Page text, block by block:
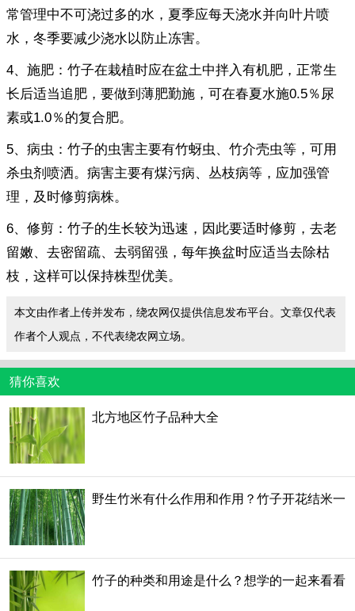
常管理中不可浇过多的水，夏季应每天浇水并向叶片喷
水，冬季要减少浇水以防止冻害。
4、施肥：竹子在栽植时应在盆土中拌入有机肥，正常生
长后适当追肥，要做到薄肥勤施，可在春夏水施0.5％尿
素或1.0％的复合肥。
5、病虫：竹子的虫害主要有竹蚜虫、竹介壳虫等，可用
杀虫剂喷洒。病害主要有煤污病、丛枝病等，应加强管
理，及时修剪病株。
6、修剪：竹子的生长较为迅速，因此要适时修剪，去老
留嫩、去密留疏、去弱留强，每年换盆时应适当去除枯
枝，这样可以保持株型优美。
本文由作者上传并发布，绕农网仅提供信息发布平台。文章仅代表
作者个人观点，不代表绕农网立场。
猜你喜欢
北方地区竹子品种大全
野生竹米有什么作用和作用？竹子开花结米一
竹子的种类和用途是什么？想学的一起来看看